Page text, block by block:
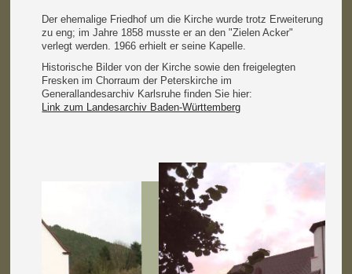
Der ehemalige Friedhof um die Kirche wurde trotz Erweiterung
zu eng; im Jahre 1858 musste er an den "Zielen Acker"
verlegt werden. 1966 erhielt er seine Kapelle.
Historische Bilder von der Kirche sowie den freigelegten
Fresken im Chorraum der Peterskirche im
Generallandesarchiv Karlsruhe finden Sie hier:
Link zum Landesarchiv Baden-Württemberg